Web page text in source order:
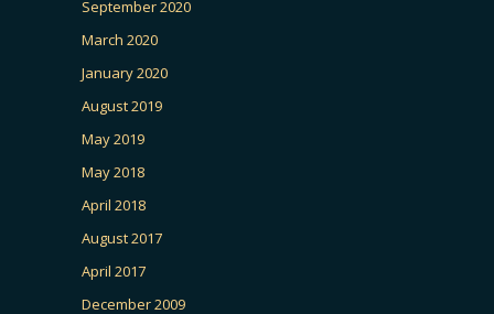
September 2020
March 2020
January 2020
August 2019
May 2019
May 2018
April 2018
August 2017
April 2017
December 2009